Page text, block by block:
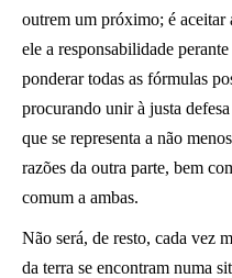
outrem um próximo; é
ele a responsabilidade
ponderar todas as fórmulas
procurando unir à justa
que se representa a não
razões da outra parte, bem
comum a ambas.
Não será, de resto, cada vez
da terra se encontram numa